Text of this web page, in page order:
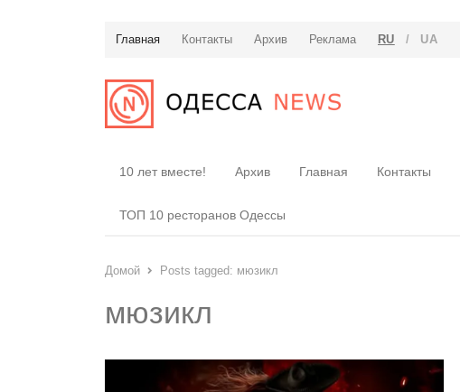
Главная Контакты Архив Реклама RU / UA
10 лет вместе! Архив Главная Контакты
ТОП 10 ресторанов Одессы
Домой Posts tagged: мюзикл
мюзикл